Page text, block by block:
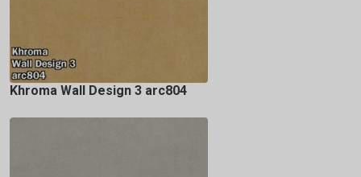
Khroma Wall Design 3 arc804